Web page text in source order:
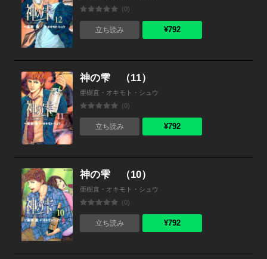
(0)
立ち読み ¥792
神の雫 （11）
亜樹直・オキモト・シュウ
(0)
立ち読み ¥792
神の雫 （10）
亜樹直・オキモト・シュウ
(0)
立ち読み ¥792